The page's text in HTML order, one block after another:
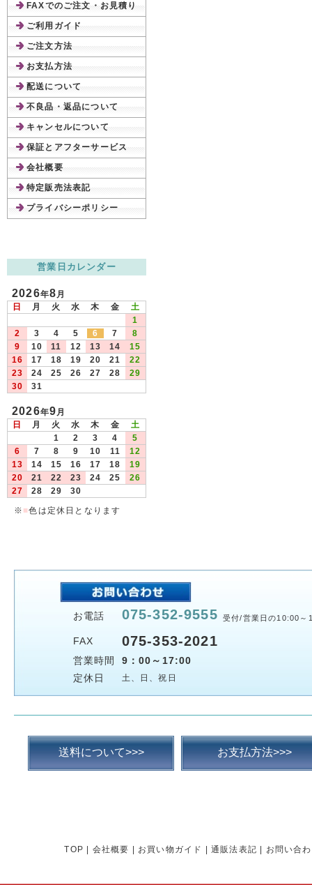
FAXでのご注文・お見積り
ご利用ガイド
ご注文方法
お支払方法
配送について
不良品・返品について
キャンセルについて
保証とアフターサービス
会社概要
特定販売法表記
プライバシーポリシー
営業日カレンダー
2026年8月
日
月 火 水 木 金
土
1
2
3 4 5 6 7
8
9
10 11 12 13 14
15
16
17 18 19 20 21
22
23
24 25 26 27 28
29
30
31
2026年9月
日
月 火 水 木 金
土
1
2 3 4
5
6
7 8 9 10 11
12
13
14 15 16 17 18
19
20
21 22 23 24 25
26
27
28 29
30
※ ■色は定休日となります
お電話 075-352-9555 受付/営業日の10:00～
FAX 075-353-2021
営業時間
9：00～17:00
定休日
土、日、祝日
送料について>>> お支払方法>>>
TOP 会社概要 お買い物ガイド 通販法表記 お問い合